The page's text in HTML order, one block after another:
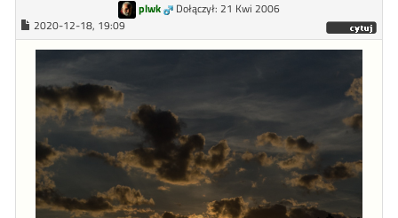
plwk
Dołączył: 21 Kwi 2006
2020-12-18, 19:09